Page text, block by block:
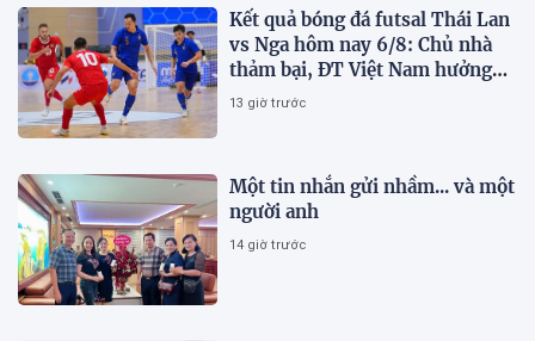
Kết quả bóng đá futsal Thái Lan
vs Nga hôm nay 6/8: Chủ nhà
thảm bại, ĐT Việt Nam hưởng
lợi lớn
13 giờ trước
Một tin nhắn gửi nhầm... và một
người anh
14 giờ trước